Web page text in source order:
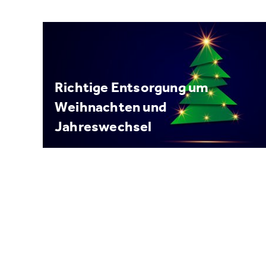
Richtige Entsorgung um
Weihnachten und
Jahreswechsel